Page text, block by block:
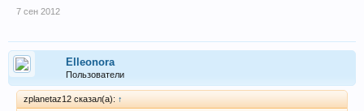
7 сен 2012
Elleonora
Пользователи
zplanetaz12 сказал(а): ↑